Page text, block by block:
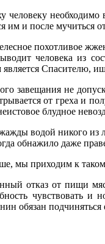
человеку
им и после мучиться
похотливое
человека из
Спасителю,
завещания не
от греха и
блудное
водой никого из
обнажило даже
мы приходим к
отказ от пищи
чувствовать
обязан